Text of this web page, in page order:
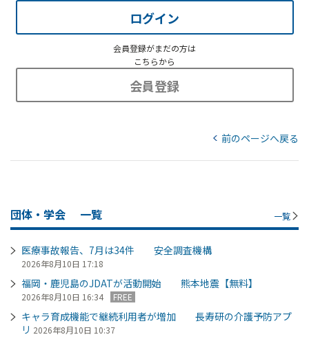
ログイン
会員登録がまだの方は
こちらから
会員登録
前のページへ戻る
団体・学会 一覧 一覧
医療事故報告、7月は34件 安全調査機構
2026年8月10日 17:18
福岡・鹿児島のJDATが活動開始 熊本地震【無料】
2026年8月10日 16:34 FREE
キャラ育成機能で継続利用者が増加 長寿研の介護予防アプ
リ 2026年8月10日 10:37